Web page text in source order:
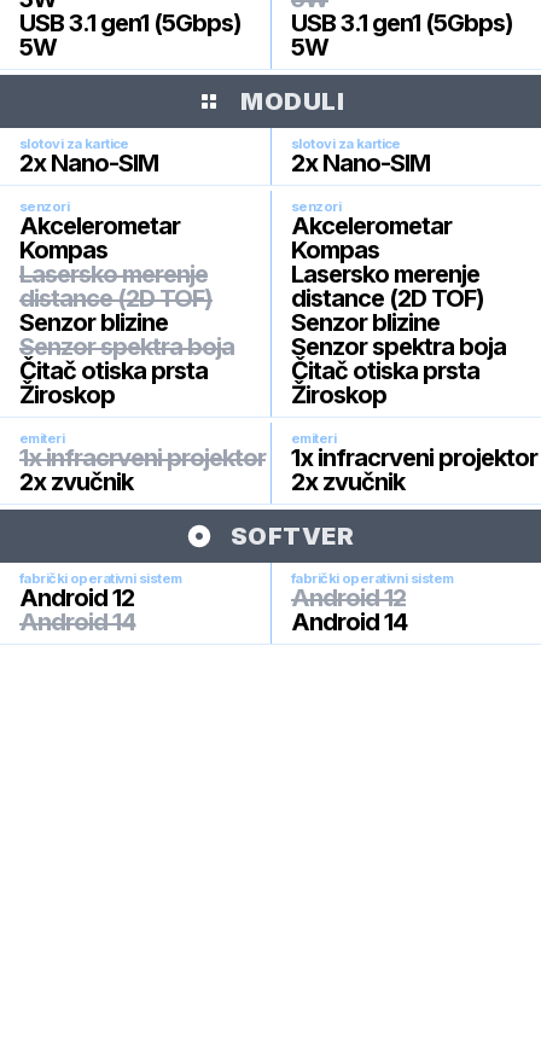
USB 3.1 gen1 (5Gbps)
5W
USB 3.1 gen1 (5Gbps)
5W
MODULI
slotovi za kartice
2x Nano-SIM
slotovi za kartice
2x Nano-SIM
senzori
Akcelerometar
Kompas
Lasersko merenje
distance (2D TOF)
Senzor blizine
Senzor spektra boja
Čitač otiska prsta
Žiroskop
senzori
Akcelerometar
Kompas
Lasersko merenje
distance (2D TOF)
Senzor blizine
Senzor spektra boja
Čitač otiska prsta
Žiroskop
emiteri
1x infracrveni projektor
2x zvučnik
emiteri
1x infracrveni projektor
2x zvučnik
SOFTVER
fabrički operativni sistem
Android 12
Android 14
fabrički operativni sistem
Android 12
Android 14